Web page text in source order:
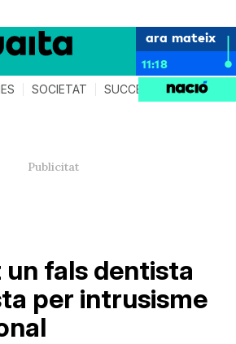
ara mateix
11:18
SOCIETAT SUCCESSOS AGENDA
fals dentista
per intrusisme